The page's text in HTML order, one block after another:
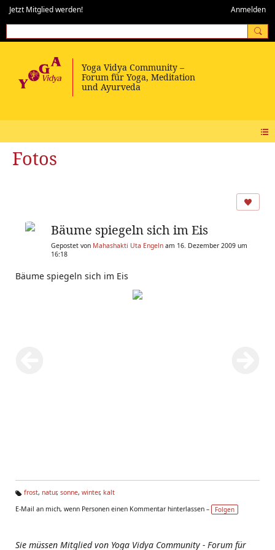
Jetzt Mitglied werden! Anmelden
Fotos
Bäume spiegeln sich im Eis
Gepostet von Mahashakti Uta Engeln am 16. Dezember 2009 um
16:18
Bäume spiegeln sich im Eis
g
frost, natur, sonne, winter, kalt
E-Mail an mich, wenn Personen einen Kommentar hinterlassen –
Folgen
Sie müssen Mitglied von Yoga Vidya Community - Forum für